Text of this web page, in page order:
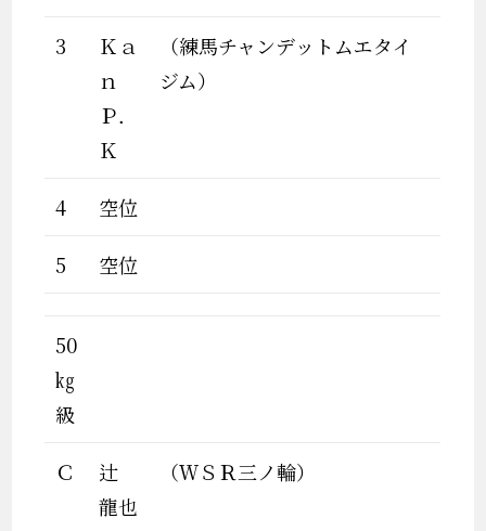
3
Ｋａ
ｎ
Ｐ．
Ｋ
（練馬チャンデットムエタイ
ジム）
4 空位
5 空位
50
㎏
級
Ｃ
辻
龍也
（ＷＳＲ三ノ輪）